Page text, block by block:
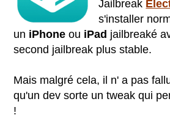
Jailbreak
s'installer
un iPhone ou iPad jailbreaké
second jailbreak plus stable.
Mais malgré cela, il n' a pas
qu'un dev sorte un tweak qui
!